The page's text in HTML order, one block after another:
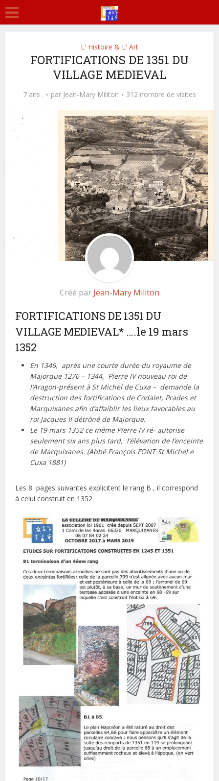
L' Histoire & L' Art
FORTIFICATIONS DE 1351 DU
VILLAGE MEDIEVAL
7 ans . par Jean-Mary Militon 312 nombre de visites
Créé par Jean-Mary Militon
FORTIFICATIONS DE 1351 DU
VILLAGE MEDIEVAL* ….le 19 mars
1352
En 1346, après une courte durée du royaume de
Majorque 1276 – 1344, Pierre IV nouveau roi de
l’Aragon-présent à St Michel de Cuxa – demande la
destruction des fortifications de Codalet, Prades et
Marquixanes afin d’affaiblir les lieux favorables au
roi Jacques II détrôné de Majorque.
Le 19 mars 1352 ce même Pierre IV ré- autorise
seulement six ans plus tard, l’élévation de l’enceinte
de Marquixanes. (Abbé François FONT St Michel e
Cuxa 1881)
Les 8 pages suivantes explicitent le rang B , il correspond
à celui construit en 1352.